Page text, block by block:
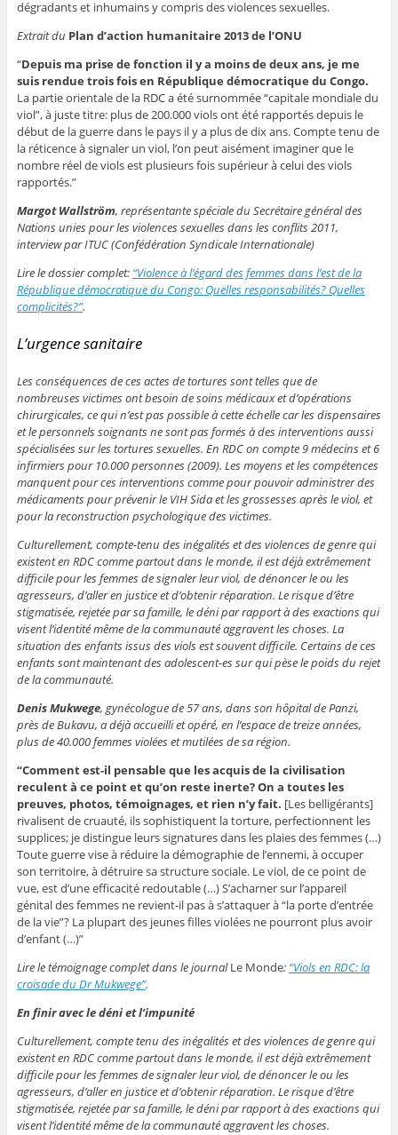
dégradants et inhumains y compris des violences sexuelles.
Extrait du Plan d’action humanitaire 2013 de l’ONU
“Depuis ma prise de fonction il y a moins de deux ans, je me
suis rendue trois fois en République démocratique du Congo.
La partie orientale de la RDC a été surnommée “capitale mondiale du
viol”, à juste titre: plus de 200.000 viols ont été rapportés depuis le
début de la guerre dans le pays il y a plus de dix ans. Compte tenu de
la réticence à signaler un viol, l’on peut aisément imaginer que le
nombre réel de viols est plusieurs fois supérieur à celui des viols
rapportés.”
Margot Wallström, représentante spéciale du Secrétaire général des
Nations unies pour les violences sexuelles dans les conflits 2011,
interview par ITUC (Confédération Syndicale Internationale)
Lire le dossier complet: “Violence à l’égard des femmes dans l’est de la
République démocratique du Congo: Quelles responsabilités? Quelles
complicités?”.
L’urgence sanitaire
Les conséquences de ces actes de tortures sont telles que de
nombreuses victimes ont besoin de soins médicaux et d’opérations
chirurgicales, ce qui n’est pas possible à cette échelle car les dispensaires
et le personnels soignants ne sont pas formés à des interventions aussi
spécialisées sur les tortures sexuelles. En RDC on compte 9 médecins et 6
infirmiers pour 10.000 personnes (2009). Les moyens et les compétences
manquent pour ces interventions comme pour pouvoir administrer des
médicaments pour prévenir le VIH Sida et les grossesses après le viol, et
pour la reconstruction psychologique des victimes.
Culturellement, compte-tenu des inégalités et des violences de genre qui
existent en RDC comme partout dans le monde, il est déjà extrêmement
difficile pour les femmes de signaler leur viol, de dénoncer le ou les
agresseurs, d’aller en justice et d’obtenir réparation. Le risque d’être
stigmatisée, rejetée par sa famille, le déni par rapport à des exactions qui
visent l’identité même de la communauté aggravent les choses. La
situation des enfants issus des viols est souvent difficile. Certains de ces
enfants sont maintenant des adolescent-es sur qui pèse le poids du rejet
de la communauté.
Denis Mukwege, gynécologue de 57 ans, dans son hôpital de Panzi,
près de Bukavu, a déjà accueilli et opéré, en l’espace de treize années,
plus de 40.000 femmes violées et mutilées de sa région.
“Comment est-il pensable que les acquis de la civilisation
reculent à ce point et qu’on reste inerte? On a toutes les
preuves, photos, témoignages, et rien n’y fait. [Les belligérants]
rivalisent de cruauté, ils sophistiquent la torture, perfectionnent les
supplices; je distingue leurs signatures dans les plaies des femmes (…)
Toute guerre vise à réduire la démographie de l’ennemi, à occuper
son territoire, à détruire sa structure sociale. Le viol, de ce point de
vue, est d’une efficacité redoutable (…) S’acharner sur l’appareil
génital des femmes ne revient-il pas à s’attaquer à “la porte d’entrée
de la vie”? La plupart des jeunes filles violées ne pourront plus avoir
d’enfant (…)”
Lire le témoignage complet dans le journalLe Monde: “Viols en RDC: la
croisade du Dr Mukwege”.
En finir avec le déni et l’impunité
Culturellement, compte tenu des inégalités et des violences de genre qui
existent en RDC comme partout dans le monde, il est déjà extrêmement
difficile pour les femmes de signaler leur viol, de dénoncer le ou les
agresseurs, d’aller en justice et d’obtenir réparation. Le risque d’être
stigmatisée, rejetée par sa famille, le déni par rapport à des exactions qui
visent l’identité même de la communauté aggravent les choses.